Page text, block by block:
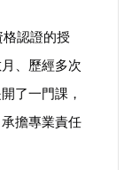
認證的授
、歷經多次
了一門課，
擔專業責任